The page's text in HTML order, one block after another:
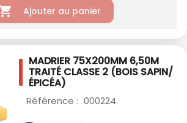
Ajouter au panier
MADRIER 75X200MM 6,50M
TRAITÉ CLASSE 2 (BOIS SAPIN/
ÉPICÉA)
Référence : 000224